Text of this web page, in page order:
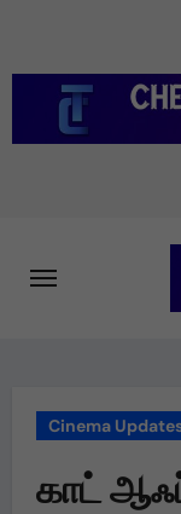
content
Cinema
காட்